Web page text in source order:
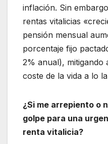
inflación. Sin
rentas vitalicias
pensión mensual
porcentaje fijo
2% anual), mitigando
coste de la vida a lo
¿Si me arrepiento o
golpe para una
renta vitalicia?